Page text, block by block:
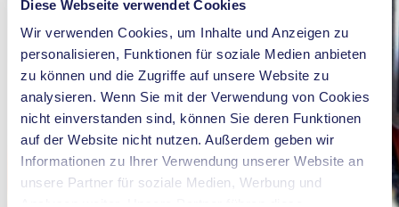
Diese Webseite verwendet Cookies
Wir verwenden Cookies, um Inhalte und Anzeigen zu
personalisieren, Funktionen für soziale Medien anbieten
zu können und die Zugriffe auf unsere Website zu
analysieren. Wenn Sie mit der Verwendung von Cookies
nicht einverstanden sind, können Sie deren Funktionen
auf der Website nicht nutzen. Außerdem geben wir
Informationen zu Ihrer Verwendung unserer Website an
unsere Partner für soziale Medien, Werbung und